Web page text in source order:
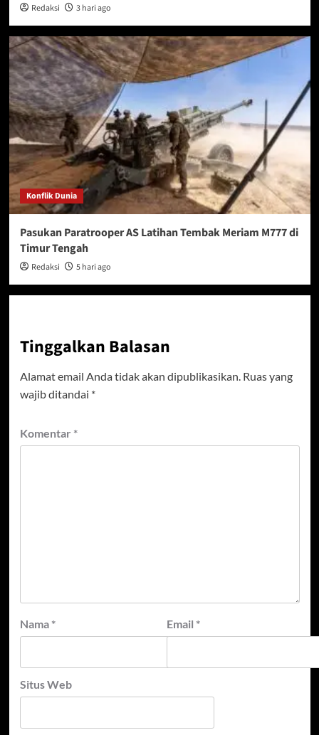
Redaksi 3 hari ago
Konflik Dunia
Pasukan Paratrooper AS Latihan Tembak Meriam M777 di
Timur Tengah
Redaksi 5 hari ago
Tinggalkan Balasan
Alamat email Anda tidak akan dipublikasikan. Ruas yang
wajib ditandai *
Komentar *
Nama * Email *
Situs Web